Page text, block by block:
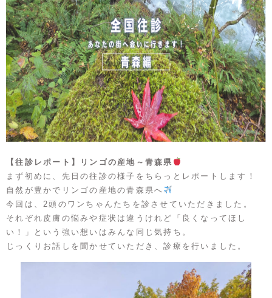
【往診レポート】リンゴの産地～青森県
まず初めに、先日の往診の様子をちらっとレポートします！
自然が豊かでリンゴの産地の青森県へ
今回は、2頭のワンちゃんたちを診させていただきました。
それぞれ皮膚の悩みや症状は違うけれど「良くなってほし
い！」という強い想いはみんな同じ気持ち。
じっくりお話しを聞かせていただき、診療を行いました。